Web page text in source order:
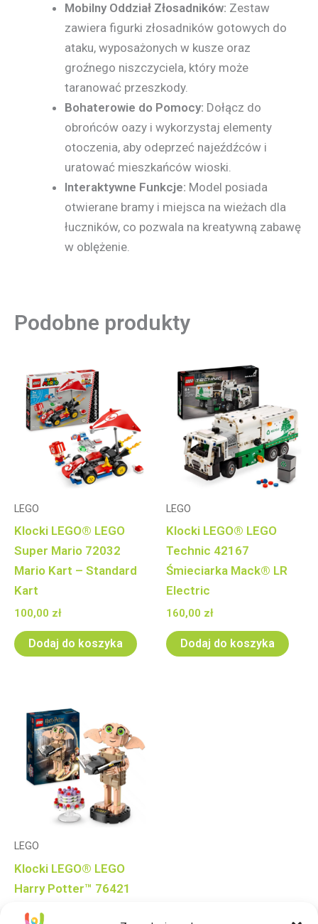
Mobilny Oddział Złosadników: Zestaw
zawiera figurki złosadników gotowych do
ataku, wyposażonych w kusze oraz
groźnego niszczyciela, który może
taranować przeszkody.
Bohaterowie do Pomocy: Dołącz do
obrońców oazy i wykorzystaj elementy
otoczenia, aby odeprzeć najeźdźców i
uratować mieszkańców wioski.
Interaktywne Funkcje: Model posiada
otwierane bramy i miejsca na wieżach dla
łuczników, co pozwala na kreatywną zabawę
w oblężenie.
Podobne produkty
LEGO
Klocki LEGO® LEGO
Super Mario 72032
Mario Kart – Standard
Kart
100,00 zł
Dodaj do koszyka
LEGO
Klocki LEGO® LEGO
Technic 42167
Śmieciarka Mack® LR
Electric
160,00 zł
Dodaj do koszyka
LEGO
Klocki LEGO® LEGO
Harry Potter™ 76421